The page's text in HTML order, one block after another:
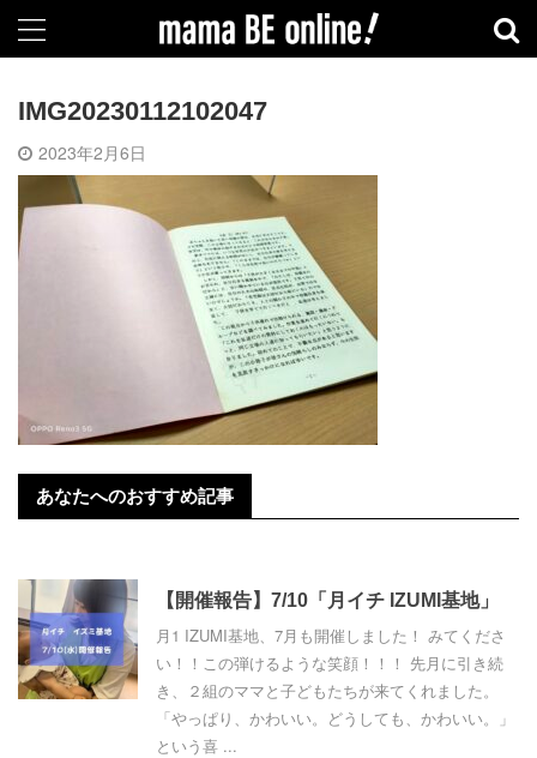
IMG20230112102047
2023年2月6日
あなたへのおすすめ記事
【開催報告】7/10「月イチ IZUMI基地」
月1 IZUMI基地、7月も開催しました！ みてくださ
い！！この弾けるような笑顔！！！ 先月に引き続
き、２組のママと子どもたちが来てくれました。
「やっぱり、かわいい。どうしても、かわいい。」
という喜 ...